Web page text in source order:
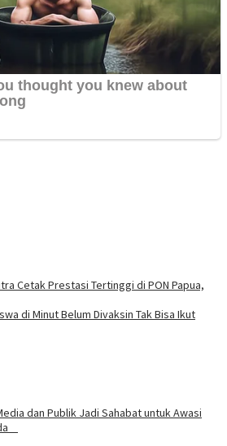
Cetak Prestasi Tertinggi di PON Papua,
di Minut Belum Divaksin Tak Bisa Ikut
dan Publik Jadi Sahabat untuk Awasi